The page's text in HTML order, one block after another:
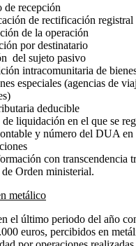
de recepción
de rectificación registral
de la operación
por destinatario
del sujeto pasivo
intracomunitaria de
especiales (agencias de
deducible
liquidación en el que se
y número del DUA en
con transcendencia
de Orden ministerial.
metálico
el último periodo del año
euros, percibidos en